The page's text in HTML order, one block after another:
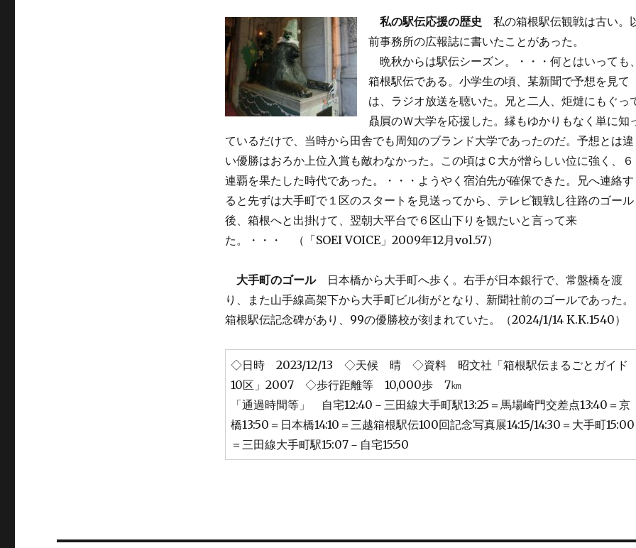
私の駅伝応援の歴史 私の箱根駅伝観戦は古い。
前事務所の広報誌に書いたことがあった。
晩秋からは駅伝シーズン。・・・何とはいっても、
箱根駅伝である。小学生の頃、某新聞で予想を見て
は、ラジオ放送を聴いた。兄と二人、炬燵にもぐっ
贔屓のＷ大学を応援した。縁もゆかりもなく単に知
ているだけで、当時から田舎でも周知のブランド大学であったのだ。予想とは違
い優勝はおろか上位入賞も敵わなかった。この頃はＣ大が憎らしい位に強く、６
連覇を果たした時代であった。・・・ようやく宿泊先が確保できた。兄へ連絡す
ると先ずは大手町で１区のスタートを見送ってから、テレビ観戦し往路のゴール
後、箱根へと出掛けて、翌朝大平台で６区山下りを観たいと言って来
た。・・・ （「SOEI VOICE」2009年12月vol.57）
大手町のゴール日本橋から大手町へ歩く。右手が日本銀行で、常盤橋を渡
り、また山手線高架下から大手町ビル街がとなり、新聞社前のゴールであった。
箱根駅伝記念碑があり、99の優勝校が刻まれていた。（2024/1/14 K.K.1540）
◇日時 2023/12/13 ◇天候 晴 ◇資料 昭文社「箱根駅伝まるごとガイド
10区」2007 ◇歩行距離等 10,000歩 7㎞
「通過時間等」 自宅12:40－三田線大手町駅13:25＝馬場崎門交差点13:40＝京
橋13:50＝日本橋14:10＝三越箱根駅伝100回記念写真展14:15/14:30＝大手町15:00
＝三田線大手町駅15:07－自宅15:50